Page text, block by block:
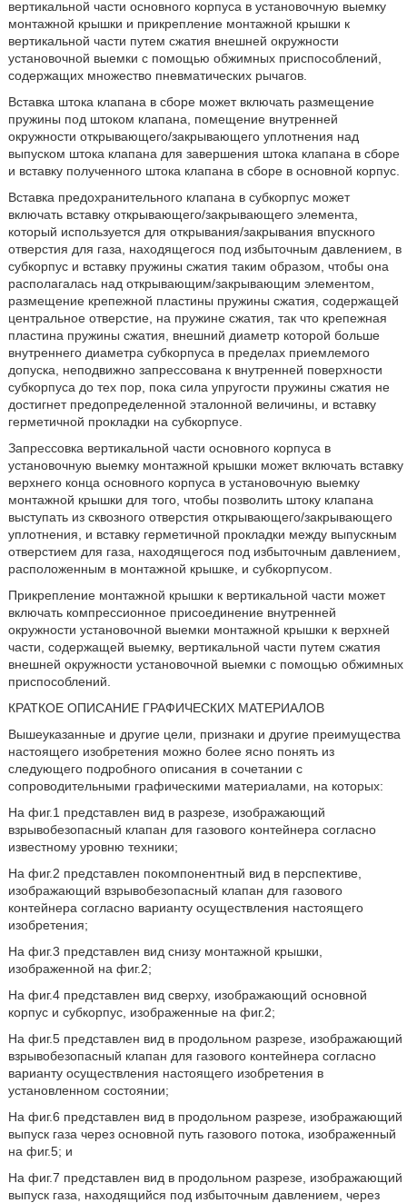
вертикальной части основного корпуса в установочную выемку
монтажной крышки и прикрепление монтажной крышки к
вертикальной части путем сжатия внешней окружности
установочной выемки с помощью обжимных приспособлений,
содержащих множество пневматических рычагов.
Вставка штока клапана в сборе может включать размещение
пружины под штоком клапана, помещение внутренней
окружности открывающего/закрывающего уплотнения над
выпуском штока клапана для завершения штока клапана в сборе
и вставку полученного штока клапана в сборе в основной корпус.
Вставка предохранительного клапана в субкорпус может
включать вставку открывающего/закрывающего элемента,
который используется для открывания/закрывания впускного
отверстия для газа, находящегося под избыточным давлением, в
субкорпус и вставку пружины сжатия таким образом, чтобы она
располагалась над открывающим/закрывающим элементом,
размещение крепежной пластины пружины сжатия, содержащей
центральное отверстие, на пружине сжатия, так что крепежная
пластина пружины сжатия, внешний диаметр которой больше
внутреннего диаметра субкорпуса в пределах приемлемого
допуска, неподвижно запрессована к внутренней поверхности
субкорпуса до тех пор, пока сила упругости пружины сжатия не
достигнет предопределенной эталонной величины, и вставку
герметичной прокладки на субкорпусе.
Запрессовка вертикальной части основного корпуса в
установочную выемку монтажной крышки может включать вставку
верхнего конца основного корпуса в установочную выемку
монтажной крышки для того, чтобы позволить штоку клапана
выступать из сквозного отверстия открывающего/закрывающего
уплотнения, и вставку герметичной прокладки между выпускным
отверстием для газа, находящегося под избыточным давлением,
расположенным в монтажной крышке, и субкорпусом.
Прикрепление монтажной крышки к вертикальной части может
включать компрессионное присоединение внутренней
окружности установочной выемки монтажной крышки к верхней
части, содержащей выемку, вертикальной части путем сжатия
внешней окружности установочной выемки с помощью обжимных
приспособлений.
КРАТКОЕ ОПИСАНИЕ ГРАФИЧЕСКИХ МАТЕРИАЛОВ
Вышеуказанные и другие цели, признаки и другие преимущества
настоящего изобретения можно более ясно понять из
следующего подробного описания в сочетании с
сопроводительными графическими материалами, на которых:
На фиг.1 представлен вид в разрезе, изображающий
взрывобезопасный клапан для газового контейнера согласно
известному уровню техники;
На фиг.2 представлен покомпонентный вид в перспективе,
изображающий взрывобезопасный клапан для газового
контейнера согласно варианту осуществления настоящего
изобретения;
На фиг.3 представлен вид снизу монтажной крышки,
изображенной на фиг.2;
На фиг.4 представлен вид сверху, изображающий основной
корпус и субкорпус, изображенные на фиг.2;
На фиг.5 представлен вид в продольном разрезе, изображающий
взрывобезопасный клапан для газового контейнера согласно
варианту осуществления настоящего изобретения в
установленном состоянии;
На фиг.6 представлен вид в продольном разрезе, изображающий
выпуск газа через основной путь газового потока, изображенный
на фиг.5; и
На фиг.7 представлен вид в продольном разрезе, изображающий
выпуск газа, находящийся под избыточным давлением, через